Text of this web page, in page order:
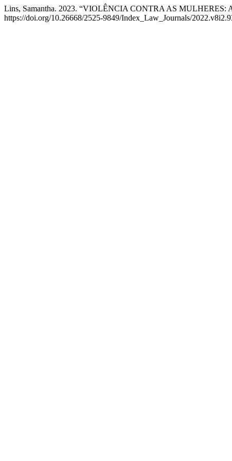
Lins, Samantha. 2023. “VIOLÊNCIA CONTRA AS MULHERES:
https://doi.org/10.26668/2525-9849/Index_Law_Journals/